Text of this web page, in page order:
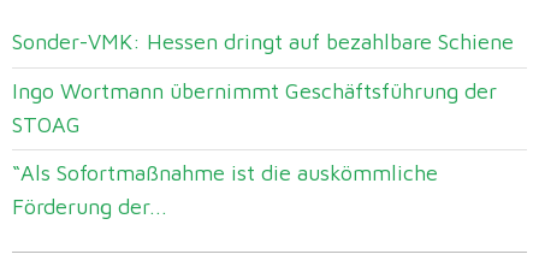
Sonder-VMK: Hessen dringt auf bezahlbare Schiene
Ingo Wortmann übernimmt Geschäftsführung der
STOAG
“Als Sofortmaßnahme ist die auskömmliche
Förderung der...